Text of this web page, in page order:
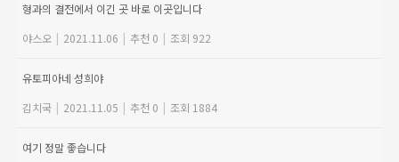
형과의 결전에서 이긴 곳 바로 이곳입니다
야스오 | 2021.11.06 | 추천 0 | 조회 922
유토피아네 성희야
김치국 | 2021.11.05 | 추천 0 | 조회 1884
여기 정말 좋습니다